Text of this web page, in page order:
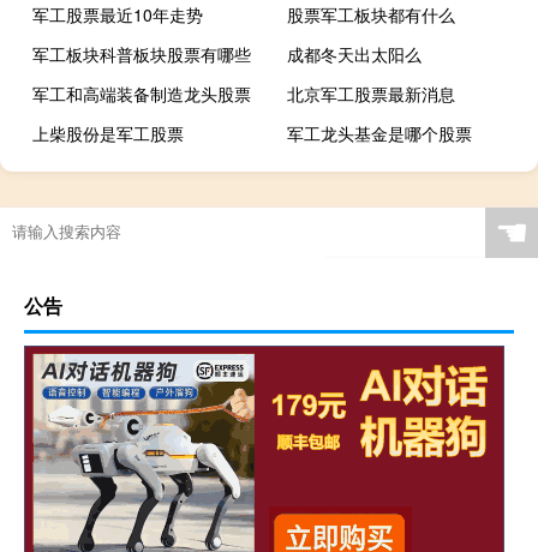
军工股票最近10年走势
股票军工板块都有什么
军工板块科普板块股票有哪些
成都冬天出太阳么
军工和高端装备制造龙头股票
北京军工股票最新消息
上柴股份是军工股票
军工龙头基金是哪个股票
☚
公告